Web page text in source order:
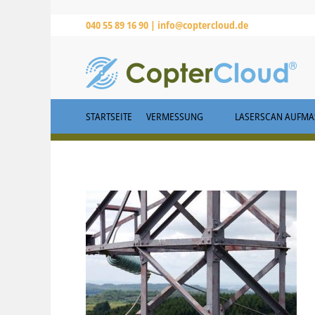
040 55 89 16 90 | info@coptercloud.de
STARTSEITE VERMESSUNG LASERSCAN